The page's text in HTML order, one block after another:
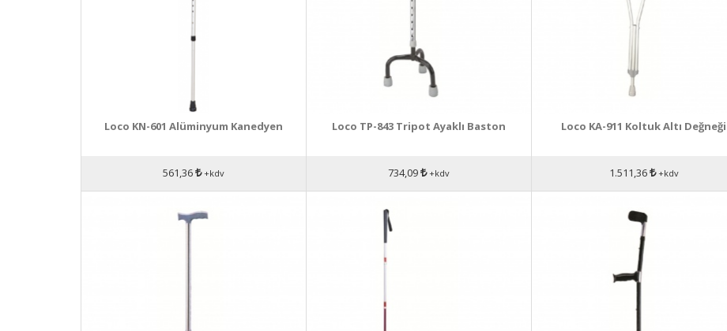
Loco KN-601 Alüminyum Kanedyen
561,36 +kdv
Loco TP-843 Tripot Ayaklı Baston
734,09 +kdv
Loco KA-911 Koltuk Altı Değneği
1.511,36 +kdv